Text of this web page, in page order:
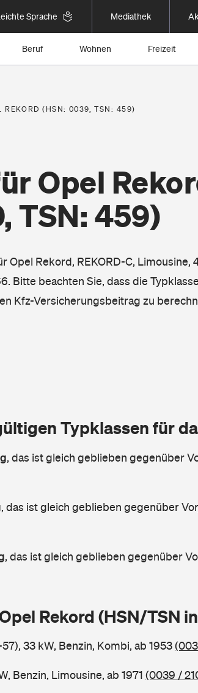
Sprache Mediathek
Beruf Wohnen Freizeit
REKORD (HSN: 0039, TSN: 459)
Opel
TSN: 459)
Opel Rekord, REKORD-C, Limousine,
Bitte beachten Sie, dass die
Kfz-Versicherungsbeitrag zu
Typklassen für
, das ist gleich geblieben gegenüber
, das ist gleich geblieben gegenüber
, das ist gleich geblieben gegenüber
Rekord (HSN/TSN
33 kW, Benzin, Kombi, ab 1953
Benzin, Limousine, ab 1971 (0039 /